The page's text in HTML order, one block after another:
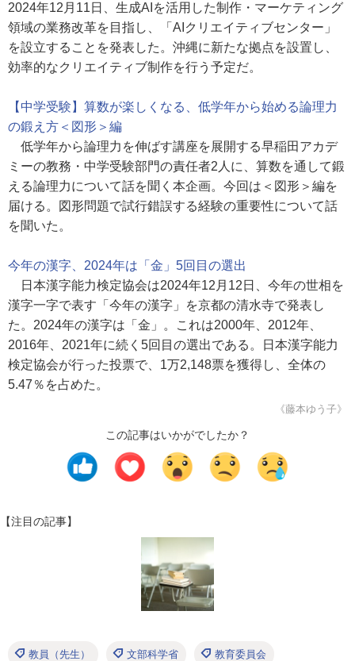
2024年12月11日、生成AIを活用した制作・マーケティング
領域の業務改革を目指し、「AIクリエイティブセンター」
を設立することを発表した。沖縄に新たな拠点を設置し、
効率的なクリエイティブ制作を行う予定だ。
【中学受験】算数が楽しくなる、低学年から始める論理力
の鍛え方＜図形＞編
低学年から論理力を伸ばす講座を展開する早稲田アカデ
ミーの教務・中学受験部門の責任者2人に、算数を通して鍛
える論理力について話を聞く本企画。今回は＜図形＞編を
届ける。図形問題で試行錯誤する経験の重要性について話
を聞いた。
今年の漢字、2024年は「金」5回目の選出
日本漢字能力検定協会は2024年12月12日、今年の世相を
漢字一字で表す「今年の漢字」を京都の清水寺で発表し
た。2024年の漢字は「金」。これは2000年、2012年、
2016年、2021年に続く5回目の選出である。日本漢字能力
検定協会が行った投票で、1万2,148票を獲得し、全体の
5.47％を占めた。
《藤本ゆう子》
この記事はいかがでしたか？
【注目の記事】
教員（先生） 文部科学省 教育委員会